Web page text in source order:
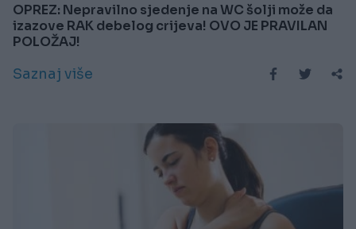
OPREZ: Nepravilno sjedenje na WC šolji može da
izazove RAK debelog crijeva! OVO JE PRAVILAN
POLOŽAJ!
Saznaj više